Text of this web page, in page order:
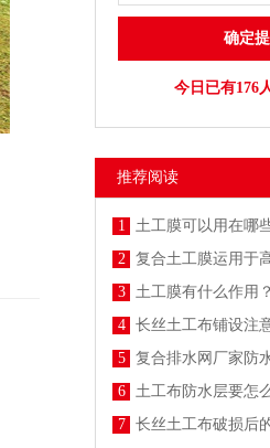
今日已有176
推荐阅读
1
土工膜可以用在哪
2
复合土工膜运用于
3
土工膜有什么作用？
4
长丝土工布铺设注
5
复合排水网厂家防
6
土工布防水层要怎
7
长丝土工布破损后